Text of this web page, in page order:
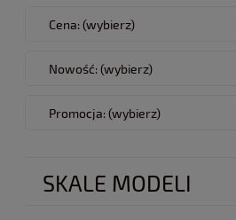
Cena: (wybierz)
Nowość: (wybierz)
Promocja: (wybierz)
SKALE MODELI